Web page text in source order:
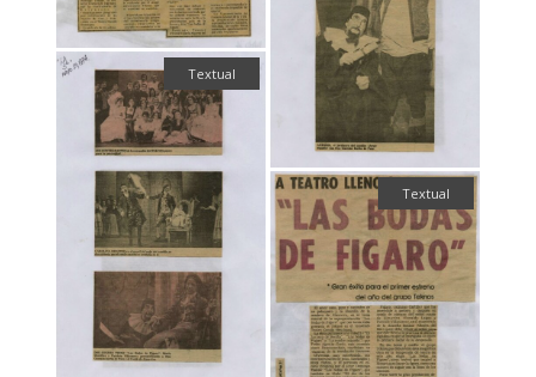
Textual
Textual